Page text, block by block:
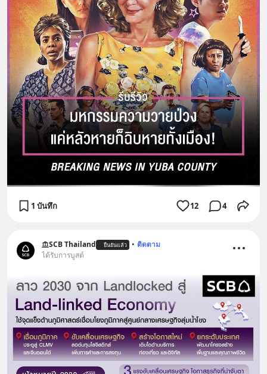
1 บันทึก 12 4
SCB Thailand ยืนยันแล้ว • ติดตาม
ได้รับการบูสต์